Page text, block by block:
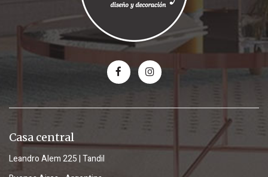
Casa central
Leandro Alem 225 | Tandil